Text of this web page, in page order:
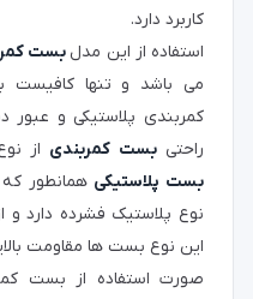
کاربرد دارد.
استفاده از این مدل بست
می باشد و تنها کافیست
کمربندی پلاستیکی و
راحتیبست کمربندی از
بست پلاستیکی همانطور
نوع پلاستیک فشرده دارد
این نوع بست ها مقاومت
صورت استفاده از بست